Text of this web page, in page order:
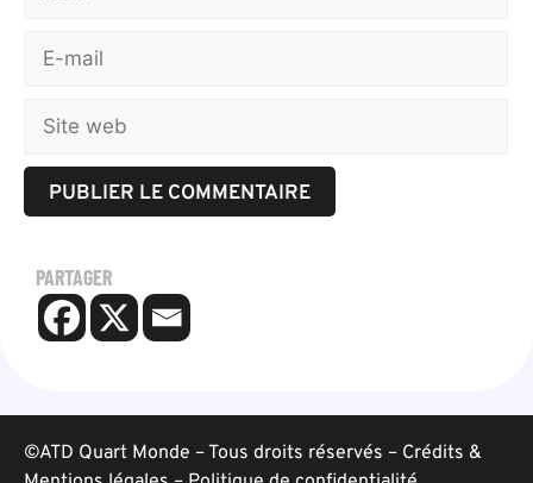
PARTAGER
©ATD Quart Monde – Tous droits réservés – Crédits &